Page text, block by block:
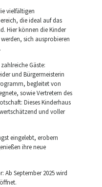
vielfältigen
die ideal auf das
Hier können die Kinder
sich ausprobieren
Gäste:
und Bürgermeisterin
begleitet von
sowie Vertretern des
Dieses Kinderhaus
und voller
eingelebt, erobern
ihre neue
Ab September 2025 wird